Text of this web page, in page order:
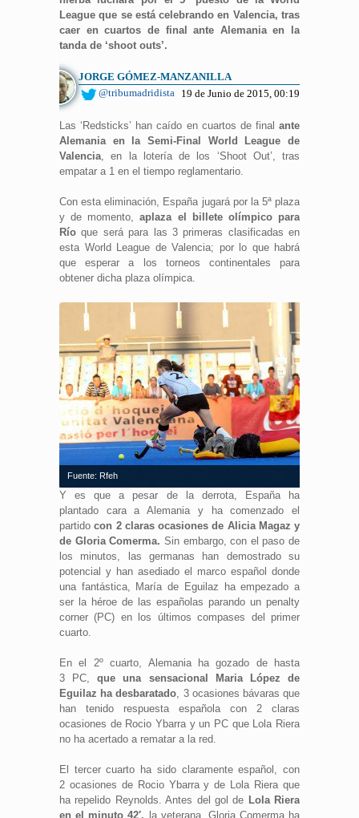
League que se está celebrando en Valencia, tras
caer en cuartos de final ante Alemania en la
tanda de ‘shoot outs’.
JORGE GÓMEZ-MANZANILLA
@tribumadridista
19 de Junio de 2015, 00:19
Las ‘Redsticks’ han caído en cuartos de final ante
Alemania en la Semi-Final World League de
Valencia , en la lotería de los ‘Shoot Out’, tras
empatar a 1 en el tiempo reglamentario.
Con esta eliminación, España jugará por la 5ª plaza
y de momento,
aplaza el billete olímpico para
Río que será para las 3 primeras clasificadas en
esta World League de Valencia; por lo que habrá
que esperar a los torneos continentales para
obtener dicha plaza olímpica.
Fuente: Rfeh
Y es que a pesar de la derrota, España ha
plantado cara a Alemania y ha comenzado el
partidocon 2 claras ocasiones de Alicia Magaz y
de Gloria Comerma. Sin embargo, con el paso de
los minutos, las germanas han demostrado su
potencial y han asediado el marco español donde
una fantástica, María de Eguilaz ha empezado a
ser la héroe de las españolas parando un penalty
corner (PC) en los últimos compases del primer
cuarto.
En el 2º cuarto, Alemania ha gozado de hasta
3 PC,que una sensacional Maria López de
Eguilaz ha desbaratado , 3 ocasiones bávaras que
han tenido respuesta española con 2 claras
ocasiones de Rocio Ybarra y un PC que Lola Riera
no ha acertado a rematar a la red.
El tercer cuarto ha sido claramente español, con
2 ocasiones de Rocio Ybarra y de Lola Riera que
ha repelido Reynolds. Antes del gol de Lola Riera
en el minuto 42′, la veterana, Gloria Comerma ha